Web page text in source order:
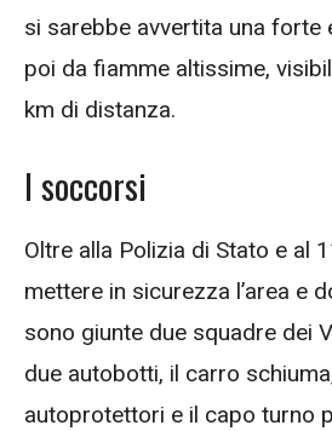
si sarebbe avvertita una forte
poi da fiamme altissime,
km di distanza.
I soccorsi
Oltre alla Polizia di Stato e al
mettere in sicurezza l’area e
sono giunte due squadre dei
due autobotti, il carro
autoprotettori e il capo turno